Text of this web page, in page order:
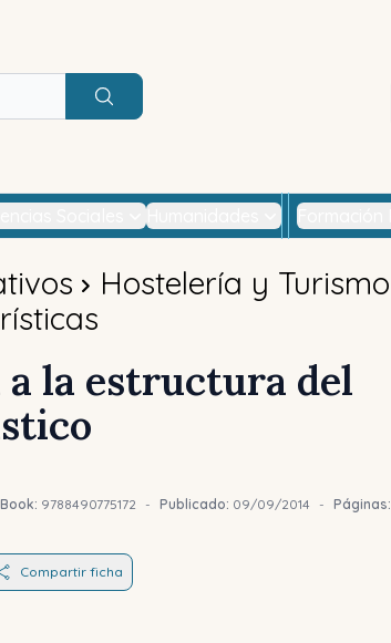
Buscar
Hostelería y Turismo
la estructura del
9788490775172 - Publicado: 09/09/2014 - Páginas:
Compartir ficha